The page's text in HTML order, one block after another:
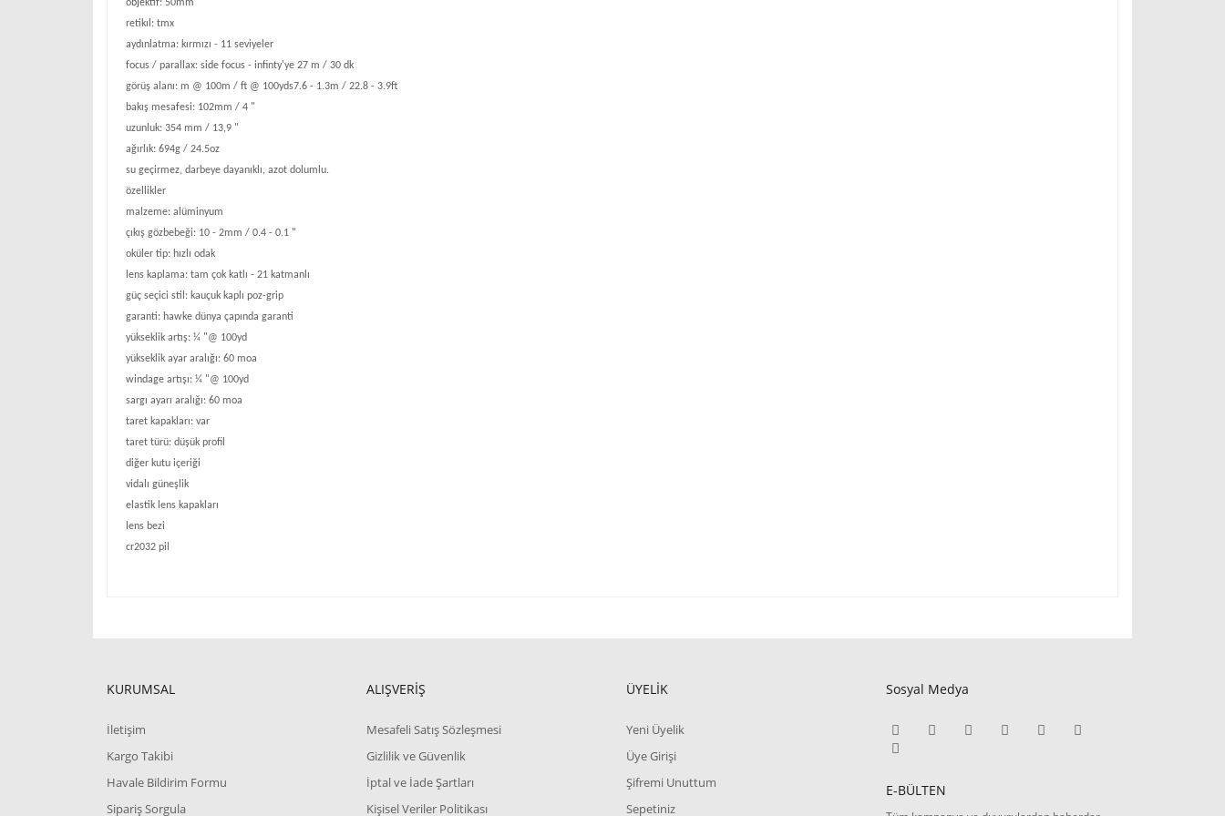
objektif: 50mm
retikıl: tmx
aydınlatma: kırmızı - 11 seviyeler
focus / parallax: side focus - infinty'ye 27 m / 30 dk
görüş alanı: m @ 100m / ft @ 100yds7.6 - 1.3m / 22.8 - 3.9ft
bakış mesafesi: 102mm / 4 "
uzunluk: 354 mm / 13,9 "
ağırlık: 694g / 24.5oz
su geçirmez, darbeye dayanıklı, azot dolumlu.
özellikler
malzeme: alüminyum
çıkış gözbebeği: 10 - 2mm / 0.4 - 0.1 "
oküler tip: hızlı odak
lens kaplama: tam çok katlı - 21 katmanlı
güç seçici stil: kauçuk kaplı poz-grip
garanti: hawke dünya çapında garanti
yükseklik artış: ¼ "@ 100yd
yükseklik ayar aralığı: 60 moa
windage artışı: ¼ "@ 100yd
sargı ayarı aralığı: 60 moa
taret kapakları: var
taret türü: düşük profil
diğer kutu içeriği
vidalı güneşlik
elastik lens kapakları
lens bezi
cr2032 pil
Ürün resmi kalitesiz, bozuk veya görüntülenemiyor.
Ürün fiyatı diğer sitelerden daha pahalı.
Bu ürüne benzer farklı alternatifler olmalı.
KURUMSAL
İletişim
Kargo Takibi
Havale Bildirim Formu
Sipariş Sorgula
ALIŞVERİŞ
Mesafeli Satış Sözleşmesi
Gizlilik ve Güvenlik
İptal ve İade Şartları
Kişisel Veriler Politikası
ÜYELİK
Yeni Üyelik
Üye Girişi
Şifremi Unuttum
Sepetiniz
Sosyal Medya
E-BÜLTEN